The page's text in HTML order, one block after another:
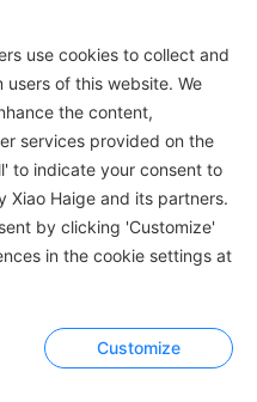
WeChat Official Account
use cookies to collect and
of this website. We
the content,
services provided on the
to indicate your consent to
Xiao Haige and its partners.
by clicking 'Customize'
in the cookie settings at
Customize